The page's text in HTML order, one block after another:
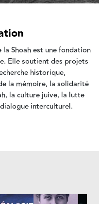
Shoah est une fondation
Elle soutient des projets
historique,
la mémoire, la solidarité
la culture juive, la lutte
interculturel.